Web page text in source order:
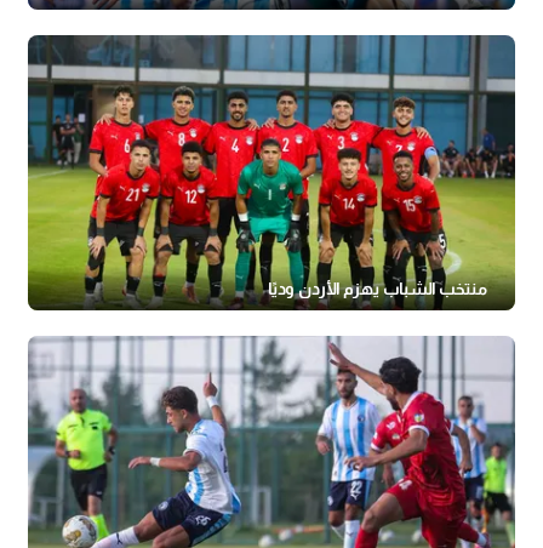
منتخب الشباب يهزم الأردن وديًا